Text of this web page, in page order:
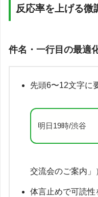
反応率を上げる微
件名・一行目の最適
先頭6〜12文字に
明日19時/渋谷
交流会のご案内」
体言止めで可読